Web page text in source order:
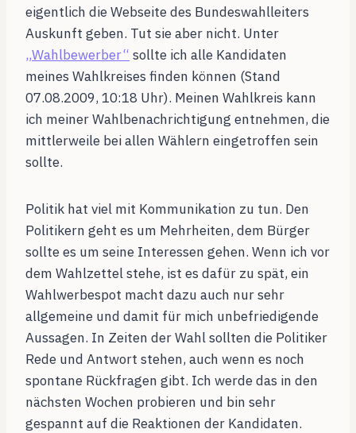
eigentlich die Webseite des Bundeswahlleiters
Auskunft geben. Tut sie aber nicht. Unter
„Wahlbewerber“ sollte ich alle Kandidaten
meines Wahlkreises finden können (Stand
07.08.2009, 10:18 Uhr). Meinen Wahlkreis kann
ich meiner Wahlbenachrichtigung entnehmen, die
mittlerweile bei allen Wählern eingetroffen sein
sollte.
Politik hat viel mit Kommunikation zu tun. Den
Politikern geht es um Mehrheiten, dem Bürger
sollte es um seine Interessen gehen. Wenn ich vor
dem Wahlzettel stehe, ist es dafür zu spät, ein
Wahlwerbespot macht dazu auch nur sehr
allgemeine und damit für mich unbefriedigende
Aussagen. In Zeiten der Wahl sollten die Politiker
Rede und Antwort stehen, auch wenn es noch
spontane Rückfragen gibt. Ich werde das in den
nächsten Wochen probieren und bin sehr
gespannt auf die Reaktionen der Kandidaten.